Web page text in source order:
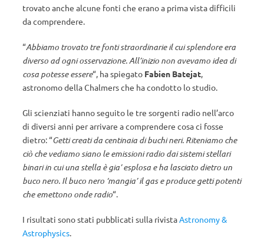
trovato anche alcune fonti che erano a prima vista difficili
da comprendere.
“Abbiamo trovato tre fonti straordinarie il cui splendore era
diverso ad ogni osservazione. All’inizio non avevamo idea di
cosa potesse essere“, ha spiegato Fabien Batejat,
astronomo della Chalmers che ha condotto lo studio.
Gli scienziati hanno seguito le tre sorgenti radio nell’arco
di diversi anni per arrivare a comprendere cosa ci fosse
dietro: “Getti creati da centinaia di buchi neri. Riteniamo che
ciò che vediamo siano le emissioni radio dai sistemi stellari
binari in cui una stella è gia’ esplosa e ha lasciato dietro un
buco nero. Il buco nero ‘mangia’ il gas e produce getti potenti
che emettono onde radio“.
I risultati sono stati pubblicati sulla rivistaAstronomy &
Astrophysics.